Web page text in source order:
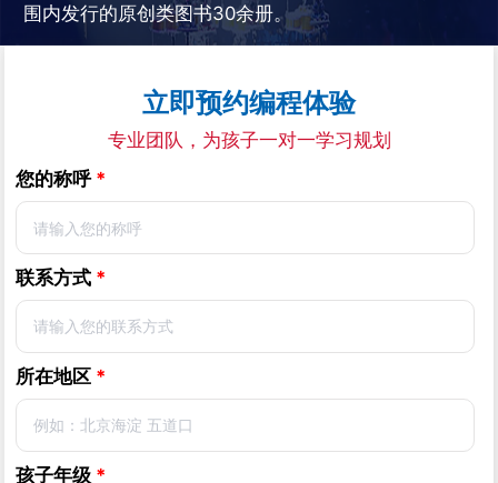
围内发行的原创类图书30余册。
立即预约编程体验
专业团队，为孩子一对一学习规划
您的称呼 *
联系方式 *
所在地区 *
孩子年级 *